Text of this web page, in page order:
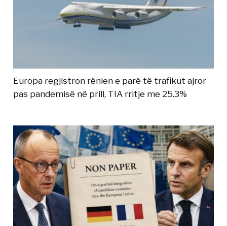
Europa regjistron rënien e parë të trafikut ajror
pas pandemisë në prill, TIA rritje me 25.3%